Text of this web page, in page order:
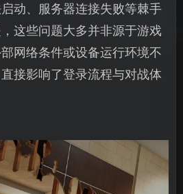
动、服务器连接失败等棘手
这些问题大多并非源于游戏
网络条件或设备运行环境不
接影响了登录流程与对战体